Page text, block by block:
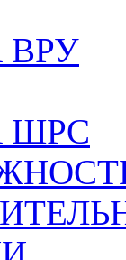
ВРУ
ШРС